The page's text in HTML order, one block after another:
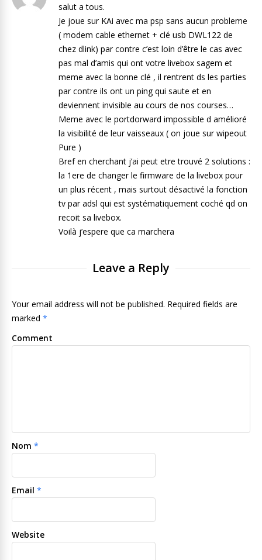
salut a tous.
Je joue sur KAi avec ma psp sans aucun probleme
( modem cable ethernet + clé usb DWL122 de
chez dlink) par contre c’est loin d’être le cas avec
pas mal d’amis qui ont votre livebox sagem et
meme avec la bonne clé , il rentrent ds les parties
par contre ils ont un ping qui saute et en
deviennent invisible au cours de nos courses…
Meme avec le portdorward impossible d amélioré
la visibilité de leur vaisseaux ( on joue sur wipeout
Pure )
Bref en cherchant j’ai peut etre trouvé 2 solutions :
la 1ere de changer le firmware de la livebox pour
un plus récent , mais surtout désactivé la fonction
tv par adsl qui est systématiquement coché qd on
recoit sa livebox.
Voilà j’espere que ca marchera
Leave a Reply
Your email address will not be published. Required fields are
marked *
Comment
Nom *
Email *
Website